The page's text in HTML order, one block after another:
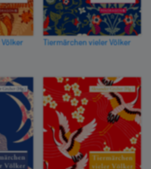
Tiermärchen vieler Völker